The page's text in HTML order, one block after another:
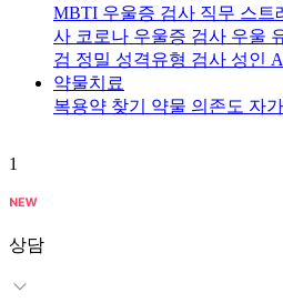
MBTI 우울증 검사 직무 스트
사 코로나 우울증 검사 우울
검 정밀 성격유형 검사 성인
약물치료
복용약 찾기 약물 의존도 자
1
상담